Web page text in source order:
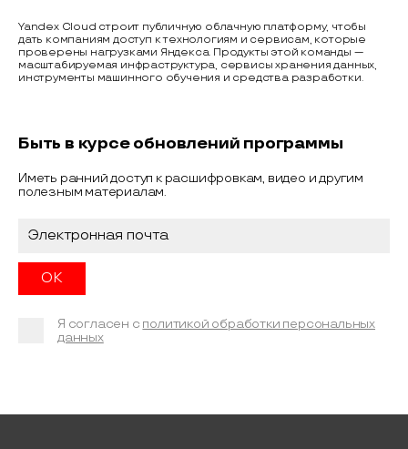
Yandex Cloud строит публичную облачную платформу, чтобы
дать компаниям доступ к технологиям и сервисам, которые
проверены нагрузками Яндекса. Продукты этой команды —
масштабируемая инфраструктура, сервисы хранения данных,
инструменты машинного обучения и средства разработки.
Быть в курсе обновлений программы
Иметь ранний доступ к расшифровкам, видео и другим
полезным материалам.
Я согласен с политикой обработки персональных
данных